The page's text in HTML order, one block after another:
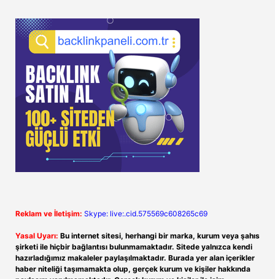
Reklam ve İletişim: Skype: live:.cid.575569c608265c69
Yasal Uyarı: Bu internet sitesi, herhangi bir marka, kurum veya şahıs
şirketi ile hiçbir bağlantısı bulunmamaktadır. Sitede yalnızca kendi
hazırladığımız makaleler paylaşılmaktadır. Burada yer alan içerikler
haber niteliği taşımamakta olup, gerçek kurum ve kişiler hakkında